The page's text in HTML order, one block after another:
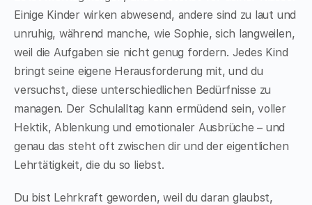
Einige Kinder wirken abwesend, andere sind zu laut und
unruhig, während manche, wie Sophie, sich langweilen,
weil die Aufgaben sie nicht genug fordern. Jedes Kind
bringt seine eigene Herausforderung mit, und du
versuchst, diese unterschiedlichen Bedürfnisse zu
managen. Der Schulalltag kann ermüdend sein, voller
Hektik, Ablenkung und emotionaler Ausbrüche – und
genau das steht oft zwischen dir und der eigentlichen
Lehrtätigkeit, die du so liebst.
Du bist Lehrkraft geworden, weil du daran glaubst,